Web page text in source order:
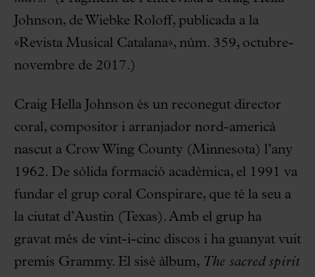
Johnson, de Wiebke Roloff, publicada a la
«Revista Musical Catalana», núm. 359, octubre-
novembre de 2017.)
Craig Hella Johnson és un reconegut director
coral, compositor i arranjador nord-americà
nascut a Crow Wing County (Minnesota) l’any
1962. De sòlida formació acadèmica, el 1991 va
fundar el grup coral Conspirare, que té la seu a
la ciutat d’Austin (Texas). Amb el grup ha
gravat més de vint-i-cinc discos i ha guanyat vuit
premis Grammy. El sisè àlbum, The sacred spirit